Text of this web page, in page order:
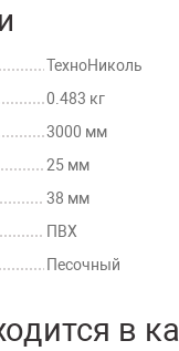
ТехноНиколь
0.483 кг
3000 мм
25 мм
38 мм
ПВХ
Песочный
в